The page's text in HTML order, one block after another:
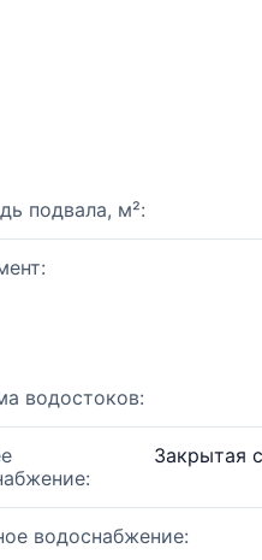
подвала, м²:
водостоков:
Закрытая
водоснабжение: